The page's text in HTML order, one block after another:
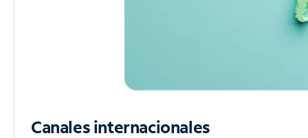
Canales internacionales